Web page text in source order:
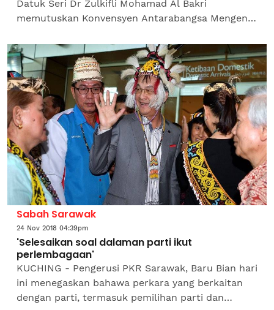
Datuk Seri Dr Zulkifli Mohamad Al Bakri
memutuskan Konvensyen Antarabangsa Mengenai
perlu dan tidak sesuai...
Sabah Sarawak
24 Nov 2018 04:39pm
'Selesaikan soal dalaman parti ikut
perlembagaan'
KUCHING - Pengerusi PKR Sarawak, Baru Bian hari
ini menegaskan bahawa perkara yang berkaitan
dengan parti, termasuk pemilihan parti dan